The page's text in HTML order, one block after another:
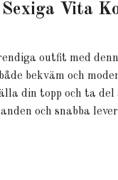
Vita
outfit med
bekväm och
din topp och ta del
och snabba